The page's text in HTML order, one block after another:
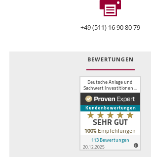
+49 (511) 16 90 80 79
BEWERTUNGEN